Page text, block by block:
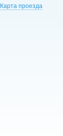
Карта проезда